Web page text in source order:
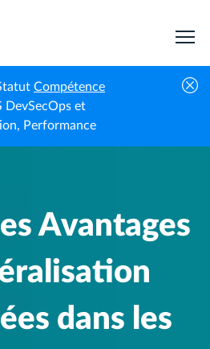
Compétence
DevSecOps et
Performance
les Avantages de la Généralisation des
Données dans les Systèmes de Données
Avantages
dans les